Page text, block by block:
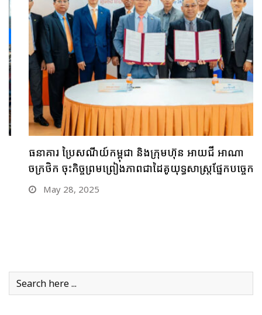
ធនាគារ ប្រៃសណីយ៍កម្ពុជា និងក្រុមហ៊ុន អាយជី អាណា
ចក្រថិក ចុះកិច្ចព្រមព្រៀងភាពជាដៃគូយុទ្ធសាស្ត្រផ្នែកបច្ចេកវិទ្យា
May 28, 2025